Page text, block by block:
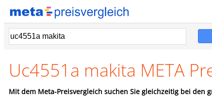
Uc4551a makita META
Mit dem Meta-Preisvergleich suchen Sie gleichzeitig bei den